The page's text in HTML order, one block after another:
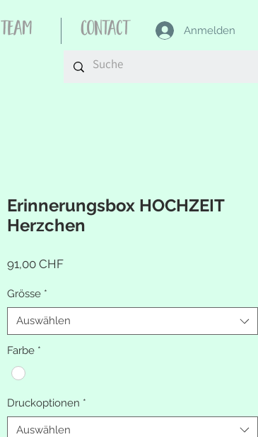
Team Contact Anmelden
Erinnerungsbox HOCHZEIT
Herzchen
91,00 CHFPreis
Grösse *
Auswählen
Farbe *
Druckoptionen *
Auswählen